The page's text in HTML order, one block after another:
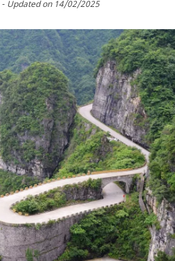
- Updated on 14/02/2025